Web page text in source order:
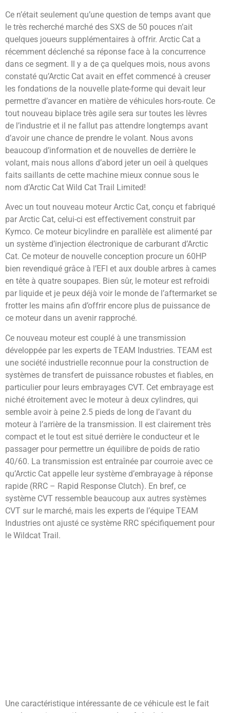
Ce n’était seulement qu’une question de temps avant que
le très recherché marché des SXS de 50 pouces n’ait
quelques joueurs supplémentaires à offrir. Arctic Cat a
récemment déclenché sa réponse face à la concurrence
dans ce segment. Il y a de ça quelques mois, nous avons
constaté qu’Arctic Cat avait en effet commencé à creuser
les fondations de la nouvelle plate-forme qui devait leur
permettre d’avancer en matière de véhicules hors-route. Ce
tout nouveau biplace très agile sera sur toutes les lèvres
de l’industrie et il ne fallut pas attendre longtemps avant
d’avoir une chance de prendre le volant. Nous avons
beaucoup d’information et de nouvelles de derrière le
volant, mais nous allons d’abord jeter un oeil à quelques
faits saillants de cette machine mieux connue sous le
nom d’Arctic Cat Wild Cat Trail Limited!
Avec un tout nouveau moteur Arctic Cat, conçu et fabriqué
par Arctic Cat, celui-ci est effectivement construit par
Kymco. Ce moteur bicylindre en parallèle est alimenté par
un système d’injection électronique de carburant d’Arctic
Cat. Ce moteur de nouvelle conception procure un 60HP
bien revendiqué grâce à l’EFI et aux double arbres à cames
en tête à quatre soupapes. Bien sûr, le moteur est refroidi
par liquide et je peux déjà voir le monde de l’aftermarket se
frotter les mains afin d’offrir encore plus de puissance de
ce moteur dans un avenir rapproché.
Ce nouveau moteur est couplé à une transmission
développée par les experts de TEAM Industries. TEAM est
une société industrielle reconnue pour la construction de
systèmes de transfert de puissance robustes et fiables, en
particulier pour leurs embrayages CVT. Cet embrayage est
niché étroitement avec le moteur à deux cylindres, qui
semble avoir à peine 2.5 pieds de long de l’avant du
moteur à l’arrière de la transmission. Il est clairement très
compact et le tout est situé derrière le conducteur et le
passager pour permettre un équilibre de poids de ratio
40/60. La transmission est entraînée par courroie avec ce
qu’Arctic Cat appelle leur système d’embrayage à réponse
rapide (RRC – Rapid Response Clutch). En bref, ce
système CVT ressemble beaucoup aux autres systèmes
CVT sur le marché, mais les experts de l’équipe TEAM
Industries ont ajusté ce système RRC spécifiquement pour
le Wildcat Trail.
Une caractéristique intéressante de ce véhicule est le fait